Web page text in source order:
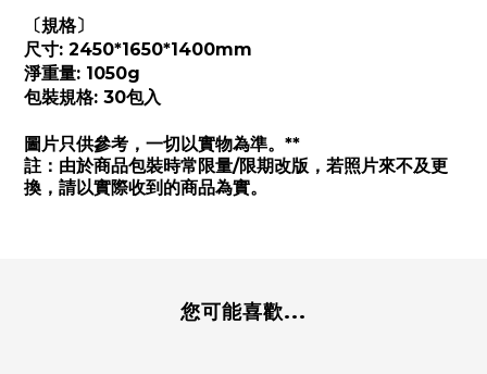
〔規格〕
尺寸: 2450*1650*1400mm
淨重量: 1050g
包裝規格: 30包入
圖片只供參考，一切以實物為準。**
註：由於商品包裝時常限量/限期改版，若照片來不及更
換，請以實際收到的商品為實。
您可能喜歡...